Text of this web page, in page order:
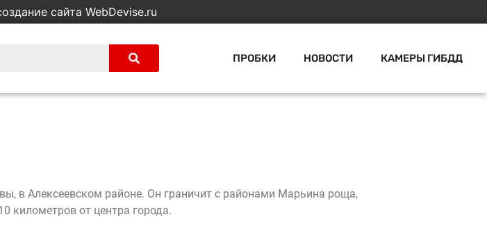
сайта WebDevise.ru
ПРОБКИ НОВОСТИ КАМЕРЫ ГИБДД
в Алексеевском районе. Он граничит с районами Марьина роща,
километров от центра города.